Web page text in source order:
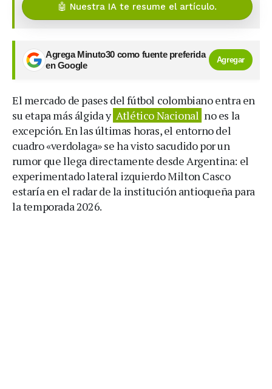
🤖 Nuestra IA te resume el artículo.
Agrega Minuto30 como fuente preferida
en Google
Agregar
El mercado de pases del fútbol colombiano entra en
su etapa más álgida y Atlético Nacional no es la
excepción. En las últimas horas, el entorno del
cuadro «verdolaga» se ha visto sacudido por un
rumor que llega directamente desde Argentina: el
experimentado lateral izquierdo Milton Casco
estaría en el radar de la institución antioqueña para
la temporada 2026.